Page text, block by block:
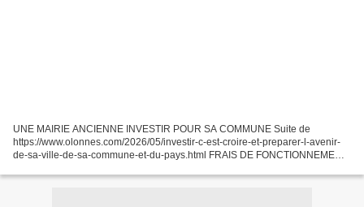
UNE MAIRIE ANCIENNE INVESTIR POUR SA COMMUNE Suite de
https://www.olonnes.com/2026/05/investir-c-est-croire-et-preparer-l-avenir-
de-sa-ville-de-sa-commune-et-du-pays.html FRAIS DE FONCTIONNEMENT